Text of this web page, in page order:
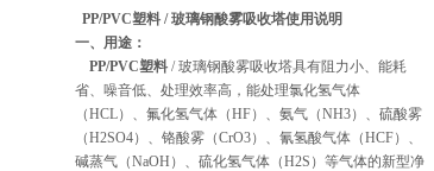
PP/PVC塑料 /玻璃钢酸雾吸收塔使用说明
一、用途：
PP/PVC塑料 / 玻璃钢酸雾吸收塔具有阻力小、能耗
省、噪音低、处理效率高，能处理氯化氢气体
（HCL）、氟化氢气体（HF）、氨气（NH3）、硫酸雾
（H2SO4）、铬酸雾（CrO3）、氰氢酸气体（HCF）、
碱蒸气（NaOH）、硫化氢气体（H2S）等气体的新型净